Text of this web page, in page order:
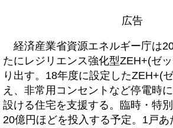
広告
経済産業省資源エネルギー庁は
たにレジリエンス強化型ZEH+(ゼ
り出す。18年度に設定したZEH+(
え、非常用コンセントなど停電時
設ける住宅を支援する。臨時・特
20億円ほどを投入する予定。1戸あ